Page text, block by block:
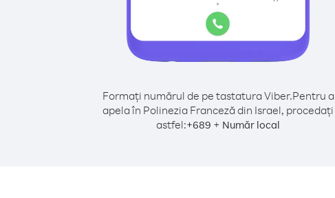
Formați numărul de pe tastatura Viber.Pentru a
apela în Polinezia Franceză din Israel, procedați
astfel:+689 + Număr local